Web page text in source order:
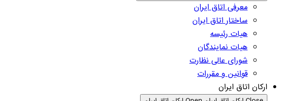
معرفی اتاق ایران
ساختار اتاق ایران
هیات رئیسه
هیات نمایندگان
شورای عالی نظارت
قوانین و مقررات
ارکان اتاق ایران